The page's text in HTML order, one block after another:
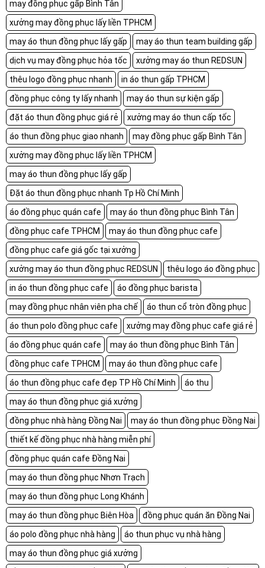
may đồng phục gấp Bình Tân
xưởng may đồng phục lấy liền TPHCM
may áo thun đồng phục lấy gấp
may áo thun team building gấp
dịch vụ may đồng phục hỏa tốc
xưởng may áo thun REDSUN
thêu logo đồng phục nhanh
in áo thun gấp TPHCM
đồng phục công ty lấy nhanh
may áo thun sự kiện gấp
đặt áo thun đồng phục giá rẻ
xưởng may áo thun cấp tốc
áo thun đồng phục giao nhanh
may đồng phục gấp Bình Tân
xưởng may đồng phục lấy liền TPHCM
may áo thun đồng phục lấy gấp
Đặt áo thun đồng phục nhanh Tp Hồ Chí Minh
áo đồng phục quán cafe
may áo thun đồng phục Bình Tân
đồng phục cafe TPHCM
may áo thun đồng phục cafe
đồng phục cafe giá gốc tại xưởng
xưởng may áo thun đồng phục REDSUN
thêu logo áo đồng phục
in áo thun đồng phục cafe
áo đồng phục barista
may đồng phục nhân viên pha chế
áo thun cổ tròn đồng phục
áo thun polo đồng phục cafe
xưởng may đồng phục cafe giá rẻ
áo đồng phục quán cafe
may áo thun đồng phục Bình Tân
đồng phục cafe TPHCM
may áo thun đồng phục cafe
áo thun đồng phục cafe đẹp TP Hồ Chí Minh
áo thu
may áo thun đồng phục giá xưởng
đồng phục nhà hàng Đồng Nai
may áo thun đồng phục Đồng Nai
thiết kế đồng phục nhà hàng miễn phí
đồng phục quán cafe Đồng Nai
may áo thun đồng phục Nhơn Trạch
may áo thun đồng phục Long Khánh
may áo thun đồng phục Biên Hòa
đồng phục quán ăn Đồng Nai
áo polo đồng phục nhà hàng
áo thun phục vụ nhà hàng
may áo thun đồng phục giá xưởng